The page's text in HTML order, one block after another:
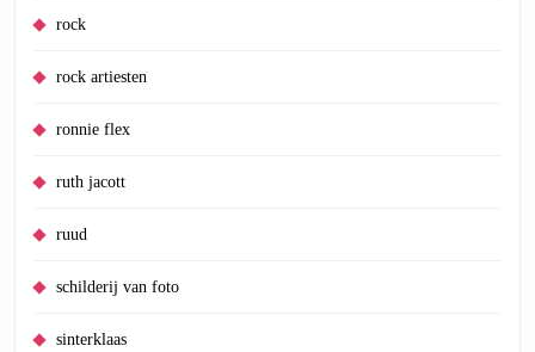
rock
rock artiesten
ronnie flex
ruth jacott
ruud
schilderij van foto
sinterklaas